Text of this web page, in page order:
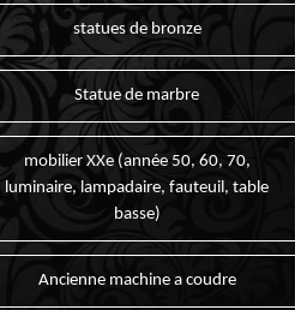
statues de bronze
Statue de marbre
mobilier XXe (année 50, 60, 70,
luminaire, lampadaire, fauteuil, table
basse)
Ancienne machine a coudre